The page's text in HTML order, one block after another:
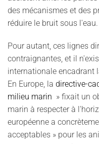
des mécanismes et des
réduire le bruit sous l'eau.
Pour autant, ces lignes
contraignantes, et il
internationale encadrant
En Europe, la directive-
milieu marin » fixait un
marin à respecter à
européenne a
acceptables » pour les